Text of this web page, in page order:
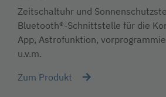
Zeitschaltuhr und
Bluetooth®-Schnittstelle für die
App, Astrofunktion,
u.v.m.
Zum Produkt